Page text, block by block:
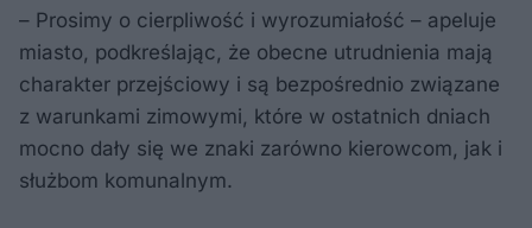
– Prosimy o cierpliwość i wyrozumiałość – apeluje
miasto, podkreślając, że obecne utrudnienia mają
charakter przejściowy i są bezpośrednio związane
z warunkami zimowymi, które w ostatnich dniach
mocno dały się we znaki zarówno kierowcom, jak i
służbom komunalnym.